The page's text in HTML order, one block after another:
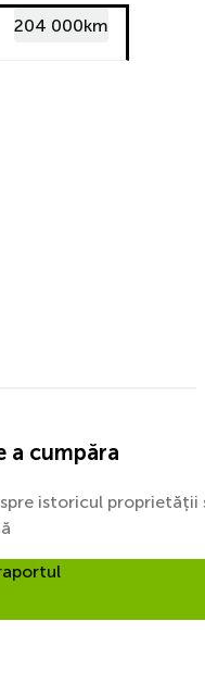
204 000km
a cumpăra
istoricul proprietății